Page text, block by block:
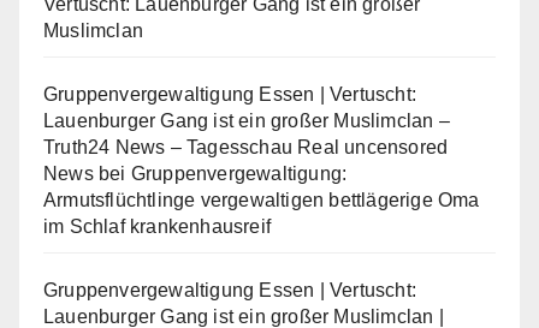
Vertuscht: Lauenburger Gang ist ein großer
Muslimclan
Gruppenvergewaltigung Essen | Vertuscht:
Lauenburger Gang ist ein großer Muslimclan –
Truth24 News – Tagesschau Real uncensored
Newsbei Gruppenvergewaltigung:
Armutsflüchtlinge vergewaltigen bettlägerige Oma
im Schlaf krankenhausreif
Gruppenvergewaltigung Essen | Vertuscht:
Lauenburger Gang ist ein großer Muslimclan |